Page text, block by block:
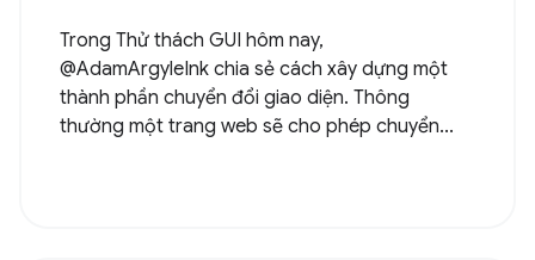
Trong Thử thách GUI hôm nay,
@AdamArgyleInk chia sẻ cách xây dựng một
thành phần chuyển đổi giao diện. Thông
thường một trang web sẽ cho phép chuyển...